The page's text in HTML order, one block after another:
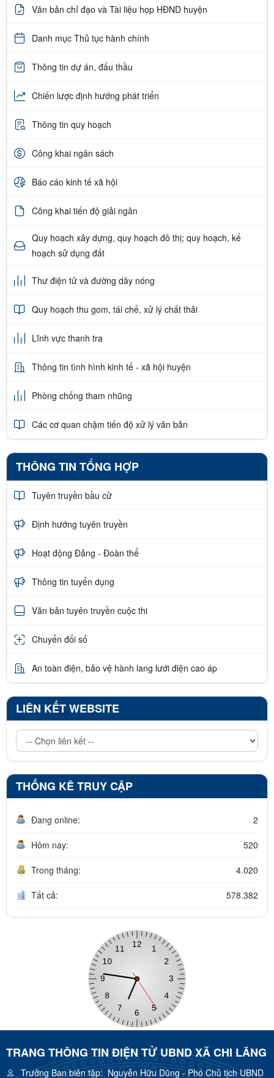
Văn bản chỉ đạo và Tài liệu họp HĐND huyện
Danh mục Thủ tục hành chính
Thông tin dự án, đấu thầu
Chiến lược định hướng phát triển
Thông tin quy hoạch
Công khai ngân sách
Báo cáo kinh tế xã hội
Công khai tiến độ giải ngân
Quy hoạch xây dựng, quy hoạch đô thị; quy hoạch, kế
hoạch sử dụng đất
Thư điện tử và đường dây nóng
Quy hoạch thu gom, tái chế, xử lý chất thải
Lĩnh vực thanh tra
Thông tin tình hình kinh tế - xã hội huyện
Phòng chống tham nhũng
Các cơ quan chậm tiến độ xử lý văn bản
THÔNG TIN TỔNG HỢP
Tuyên truyền bầu cử
Định hướng tuyên truyền
Hoạt động Đảng - Đoàn thể
Thông tin tuyển dụng
Văn bản tuyên truyền cuộc thi
Chuyển đổi số
An toàn điện, bảo vệ hành lang lưới điện cao áp
LIÊN KẾT WEBSITE
THỐNG KÊ TRUY CẬP
Đang online: 2
Hôm nay: 520
Trong tháng: 4.020
Tất cả: 578.382
TRANG THÔNG TIN ĐIỆN TỬ UBND XÃ CHI LĂNG
Trưởng Ban biên tập:Nguyễn Hữu Dũng - Phó Chủ tịch UBND